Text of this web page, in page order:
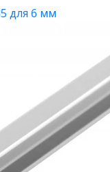
для 6 мм